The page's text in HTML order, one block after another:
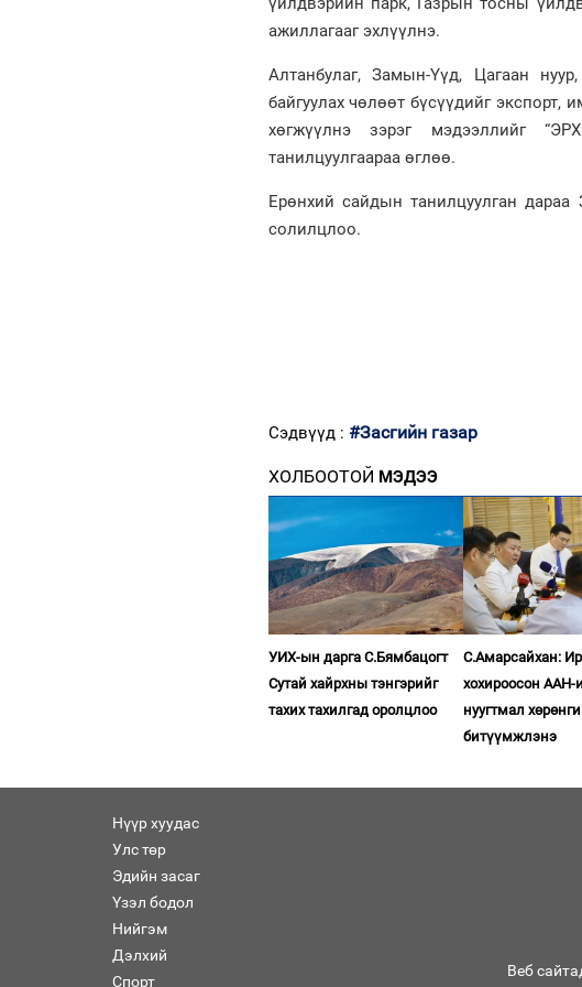
ажиллагааг эхлүүлнэ.
Алтанбулаг, Замын-Үүд, Цагаан
байгуулах чөлөөт бүсүүдийг
хөгжүүлнэ зэрэг мэдээллийг
танилцуулгаараа өглөө.
Ерөнхий сайдын танилцуулган
солилцлоо.
Сэдвүүд : #Засгийн газар
ХОЛБООТОЙ МЭДЭЭ
УИХ-ын дарга С.Бямбацогт
Сутай хайрхны тэнгэрийг
тахих тахилгад оролцлоо
С.Амарсайхан:
хохироосон ААН-
нуугтмал
битүүмжлэнэ
Нүүр хуудас
Улс төр
Эдийн засаг
Үзэл бодол
Нийгэм
Дэлхий
Спорт
Веб